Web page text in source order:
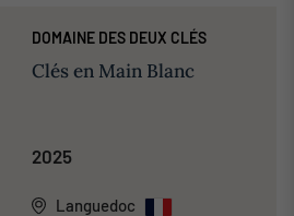
DOMAINE DES DEUX CLÉS
Clés en Main Blanc
2025
Languedoc